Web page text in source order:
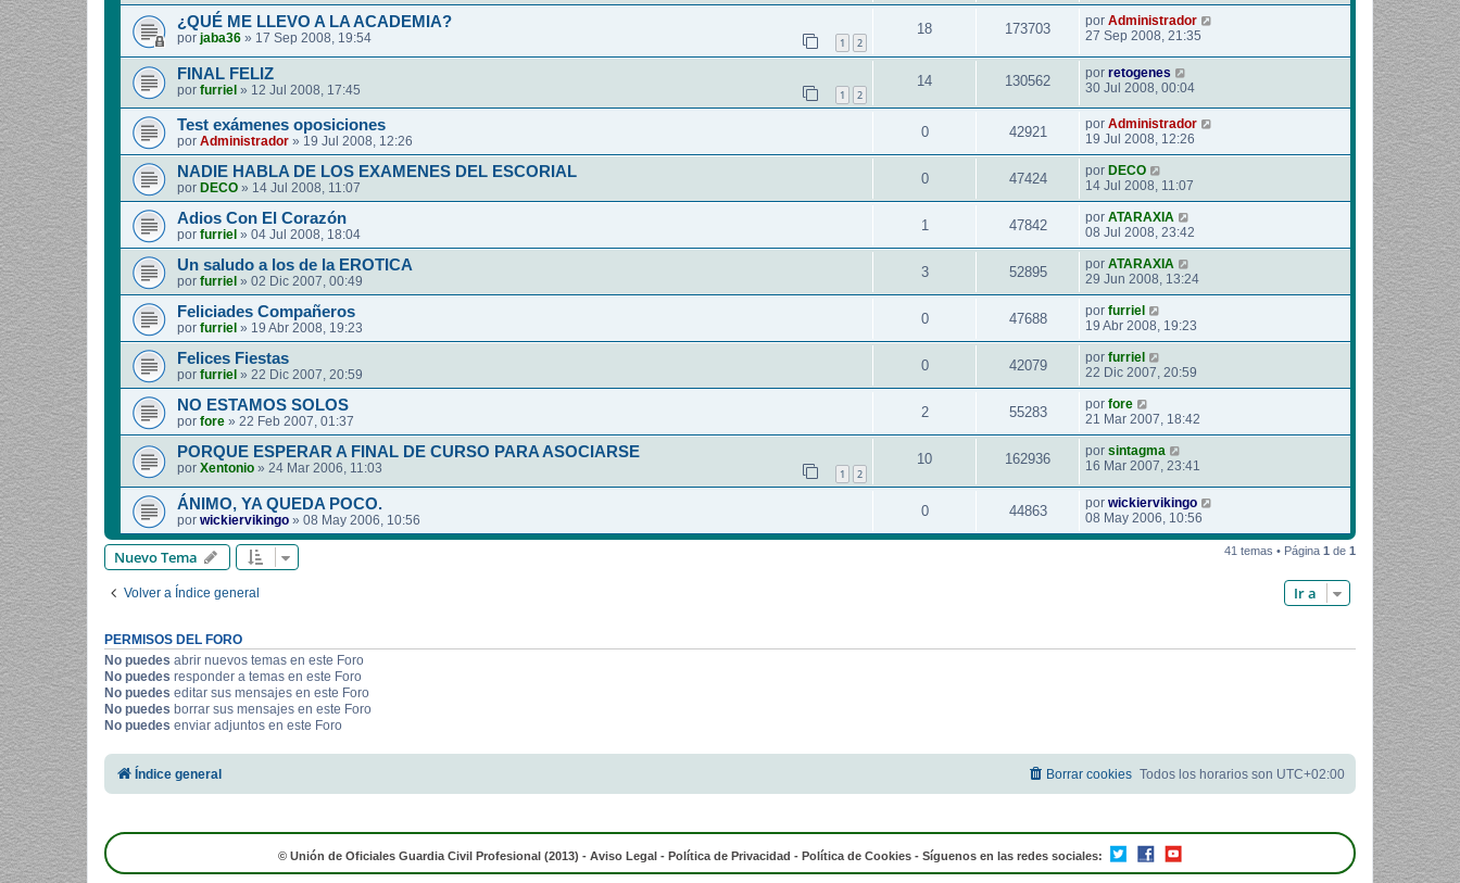
¿QUÉ ME LLEVO A LA ACADEMIA?
por jaba36 » 17 Sep 2008, 19:54 1 2
18 173703 por Administrador
27 Sep 2008, 21:35
FINAL FELIZ
por furriel » 12 Jul 2008, 17:45 1 2
14 130562 por retogenes
30 Jul 2008, 00:04
Test exámenes oposiciones
por Administrador » 19 Jul 2008, 12:26
0 42921 por Administrador
19 Jul 2008, 12:26
NADIE HABLA DE LOS EXAMENES DEL ESCORIAL
por DECO » 14 Jul 2008, 11:07
0 47424 por DECO
14 Jul 2008, 11:07
Adios Con El Corazón
por furriel » 04 Jul 2008, 18:04
1 47842 por ATARAXIA
08 Jul 2008, 23:42
Un saludo a los de la EROTICA
por furriel » 02 Dic 2007, 00:49
3 52895 por ATARAXIA
29 Jun 2008, 13:24
Feliciades Compañeros
por furriel » 19 Abr 2008, 19:23
0 47688 por furriel
19 Abr 2008, 19:23
Felices Fiestas
por furriel » 22 Dic 2007, 20:59
0 42079 por furriel
22 Dic 2007, 20:59
NO ESTAMOS SOLOS
por fore » 22 Feb 2007, 01:37
2 55283 por fore
21 Mar 2007, 18:42
PORQUE ESPERAR A FINAL DE CURSO PARA ASOCIARSE
por Xentonio » 24 Mar 2006, 11:03 1 2
10 162936 por sintagma
16 Mar 2007, 23:41
ÁNIMO, YA QUEDA POCO.
por wickiervikingo » 08 May 2006, 10:56
0 44863 por wickiervikingo
08 May 2006, 10:56
Nuevo Tema 41 temas • Página 1 de 1
Volver a Índice general Ir a
PERMISOS DEL FORO
No puedes abrir nuevos temas en este Foro
No puedes responder a temas en este Foro
No puedes editar sus mensajes en este Foro
No puedes borrar sus mensajes en este Foro
No puedes enviar adjuntos en este Foro
Índice general Todos los horarios son UTC+02:00
Borrar cookies
© Unión de Oficiales Guardia Civil Profesional (2013) - Aviso Legal - Política de Privacidad - Política de Cookies - Síguenos en las redes sociales: